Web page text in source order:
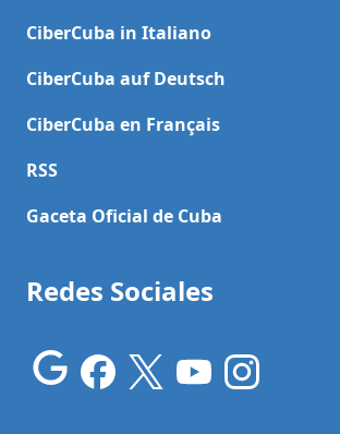
CiberCuba in Italiano
CiberCuba auf Deutsch
CiberCuba en Français
RSS
Gaceta Oficial de Cuba
Redes Sociales